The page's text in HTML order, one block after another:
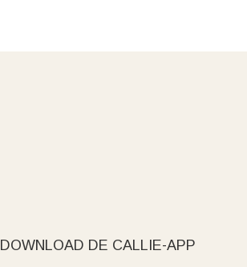
DOWNLOAD DE CALLIE-APP